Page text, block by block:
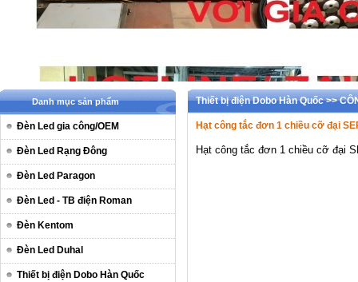
Danh mục sản phẩm
Đèn Led gia công/OEM
Đèn Led Rạng Đông
Đèn Led Paragon
Đèn Led - TB điện Roman
Đèn Kentom
Đèn Led Duhal
Thiết bị điện Dobo Hàn Quốc
Thiết bị điện Dobo Hàn Quốc >>
Hạt công tắc đơn 1 chiều cỡ đại
Hạt công tắc đơn 1 chiều cỡ đại